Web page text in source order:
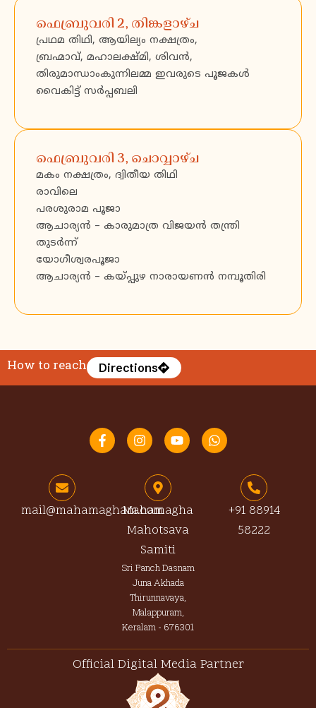
ഫെബ്രുവരി 2, തിങ്കളാഴ്ച
പ്രഥമ തിഥി, ആയില്യം നക്ഷത്രം,
ബ്രഹ്മാവ്, മഹാലക്ഷ്മി, ശിവൻ,
തിരുമാന്ധാംകുന്നിലമ്മ ഇവരുടെ പൂജകൾ
വൈകിട്ട് സർപ്പബലി
ഫെബ്രുവരി 3, ചൊവ്വാഴ്ച
മകം നക്ഷത്രം, ദ്വിതീയ തിഥി
രാവിലെ
പരശുരാമ പൂജാ
ആചാര്യൻ – കാരുമാത്ര വിജയൻ തന്ത്രി
തുടർന്ന്
യോഗീശ്വരപൂജാ
ആചാര്യൻ – കയ്പ്പുഴ നാരായണൻ നമ്പൂതിരി
How to reach Directions
F
a
c
o
I
n
s
a
g
r
a
m
Y
o
u
e
W
h
a
mail@mahamagham.com
Mahamagha
Mahotsava
Samiti
Sri Panch Dasnam
Juna Akhada
Thirunnavaya,
Malappuram,
Keralam - 676301
+91 88914
58222
Official Digital Media Partner